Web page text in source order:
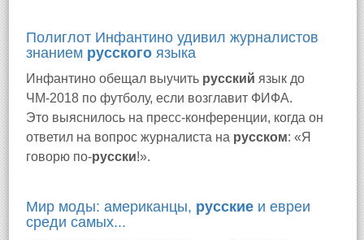
Полиглот Инфантино удивил журналистов
знанием русского языка
Инфантино обещал выучить русский язык до
ЧМ-2018 по футболу, если возглавит ФИФА.
Это выяснилось на пресс-конференции, когда он
ответил на вопрос журналиста на русском: «Я
говорю по-русски!».
Мир моды: американцы, русские и евреи
среди самых...